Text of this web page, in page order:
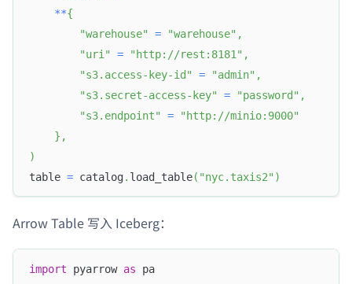
**{
"warehouse"
= "warehouse" ,
"uri"
= "http://rest:8181" ,
"s3.access-key-id"
= "admin" ,
"s3.secret-access-key"
= "password" ,
"s3.endpoint"
=
"http://minio:9000"
} ,
)
table = catalog. load_table( "nyc.taxis2" )
Arrow Table 写入 Iceberg：
import pyarrow as pa
Doris Summit 26
October 21–22 · Virtual event